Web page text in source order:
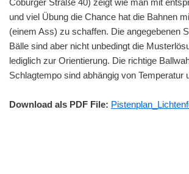
Coburger Straße 40) zeigt wie man mit
und viel Übung die Chance hat die Bahnen
(einem Ass) zu schaffen. Die angegebenen
Bälle sind aber nicht unbedingt die
lediglich zur Orientierung. Die richtige
Schlagtempo sind abhängig von Temperatur
Download als PDF File: